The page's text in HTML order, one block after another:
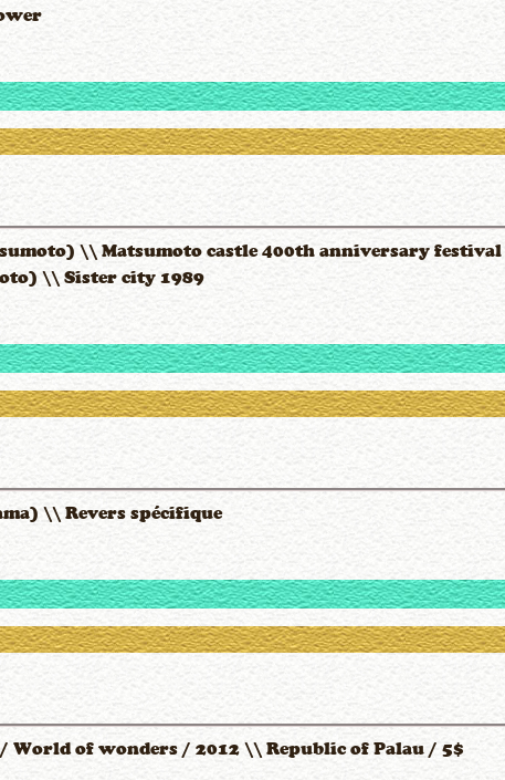
\\ Matsumoto castle 400th anniversary festival
\\ Sister city 1989
\\ Revers spécifique
World of wonders / 2012 \\ Republic of Palau / 5$